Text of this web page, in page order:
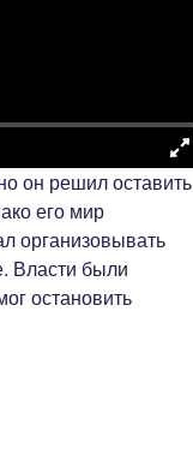
он решил оставить
его мир
организовывать
Власти были
остановить